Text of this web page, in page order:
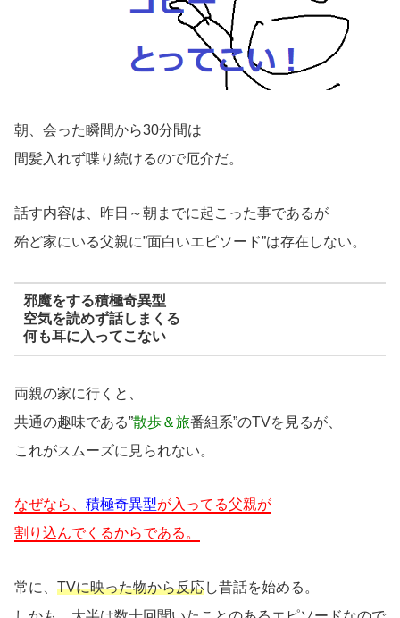
朝、会った瞬間から30分間は
間髪入れず喋り続けるので厄介だ。
話す内容は、昨日～朝までに起こった事であるが
殆ど家にいる父親に”面白いエピソード”は存在しない。
邪魔をする積極奇異型
空気を読めず話しまくる
何も耳に入ってこない
両親の家に行くと、
共通の趣味である”散歩＆旅番組系”のTVを見るが、
これがスムーズに見られない。
なぜなら、 積極奇異型が入ってる父親が
割り込んでくるからである。
常に、 TVに映った物から反応し昔話を始める。